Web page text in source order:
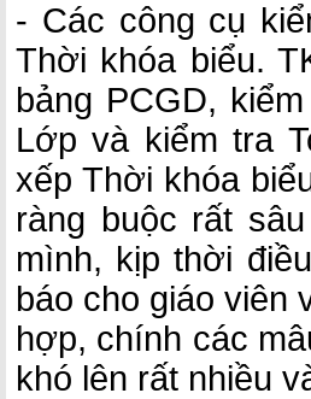
- Các công cụ
Thời khóa biểu.
bảng PCGD,
Lớp và kiểm tra
xếp Thời khóa
ràng buộc rất
mình, kịp thời
báo cho giáo viên
hợp, chính các
khó lên rất nhiều